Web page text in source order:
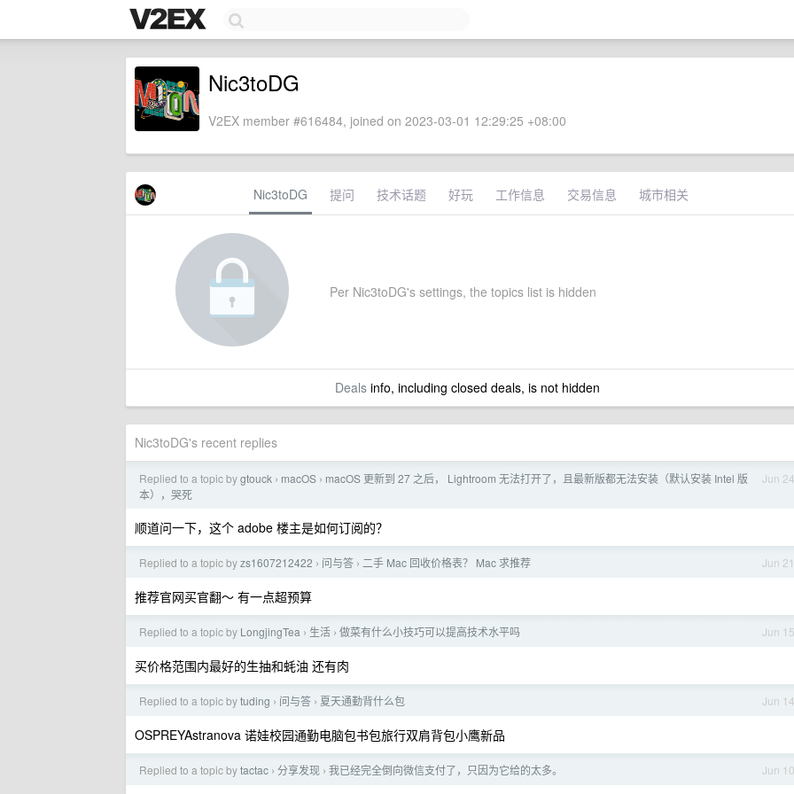
Nic3toDG
V2EX member #616484, joined on 2023-03-01 12:29:25 +08:00
Nic3toDG 提问 技术话题 好玩 工作信息 交易信息 城市相关
Per Nic3toDG's settings, the topics list is hidden
Dealsinfo, including closed deals, is not hidden
Nic3toDG's recent replies
Jun 24
Replied to a topic bygtouck › macOS › macOS 更新到 27 之后， Lightroom 无法打开了，且最新版都无法安装（默认安装 Intel 版
本），哭死
顺道问一下，这个 adobe 楼主是如何订阅的？
Jun 21
Replied to a topic byzs1607212422 › 问与答 › 二手 Mac 回收价格表？ Mac 求推荐
推荐官网买官翻～ 有一点超预算
Jun 15
Replied to a topic by LongjingTea › 生活 › 做菜有什么小技巧可以提高技术水平吗
买价格范围内最好的生抽和蚝油 还有肉
Jun 14
Replied to a topic bytuding › 问与答 › 夏天通勤背什么包
OSPREYAstranova 诺娃校园通勤电脑包书包旅行双肩背包小鹰新品
Jun 10
Replied to a topic bytactac › 分享发现 › 我已经完全倒向微信支付了，只因为它给的太多。